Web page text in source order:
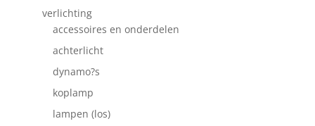
verlichting
accessoires en onderdelen
achterlicht
dynamo?s
koplamp
lampen (los)